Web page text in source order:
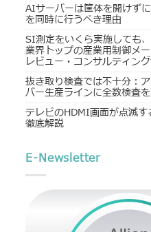
AIサーバーは筐体を開けず
を同時に行うべき理由
SI測定をいくら実施しても
業界トップの産業用制御メ
レビュー・コンサルティン
抜き取り検査では不十分：
バー生産ラインに全数検査
テレビのHDMI画面が点滅
徹底解説
E-Newsletter